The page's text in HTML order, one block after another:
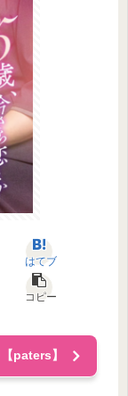
はてブ
コピー
paters】